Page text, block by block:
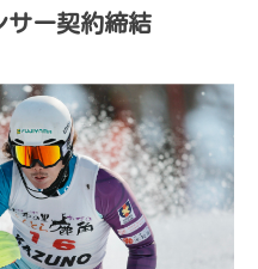
サー契約締結